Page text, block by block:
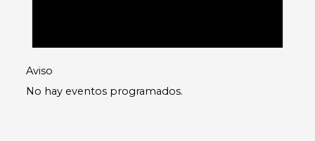
Aviso
No hay eventos programados.